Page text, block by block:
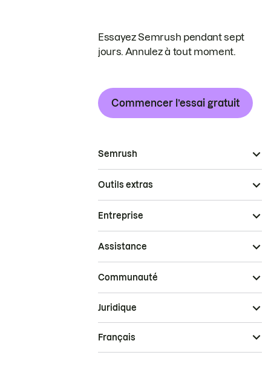
Essayez Semrush pendant sept
jours. Annulez à tout moment.
Commencer l’essai gratuit
Semrush
Outils extras
Entreprise
Assistance
Communauté
Juridique
Français